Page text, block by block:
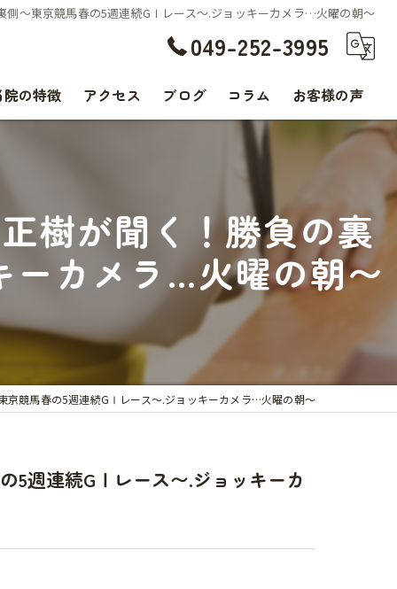
側〜東京競馬春の5週連続GⅠレース〜.ジョッキーカメラ…火曜の朝〜
049-252-3995
院の特徴
こり
み
ポーツ
アクセス ブログ コラム お客様の声
樹が聞く！勝負の裏
ーカメラ…火曜の朝〜
京競馬春の5週連続GⅠレース〜.ジョッキーカメラ…火曜の朝〜
5週連続GⅠレース〜.ジョッキーカ